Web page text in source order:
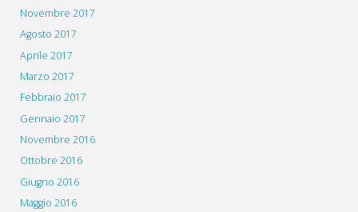
Novembre 2017
Agosto 2017
Aprile 2017
Marzo 2017
Febbraio 2017
Gennaio 2017
Novembre 2016
Ottobre 2016
Giugno 2016
Maggio 2016